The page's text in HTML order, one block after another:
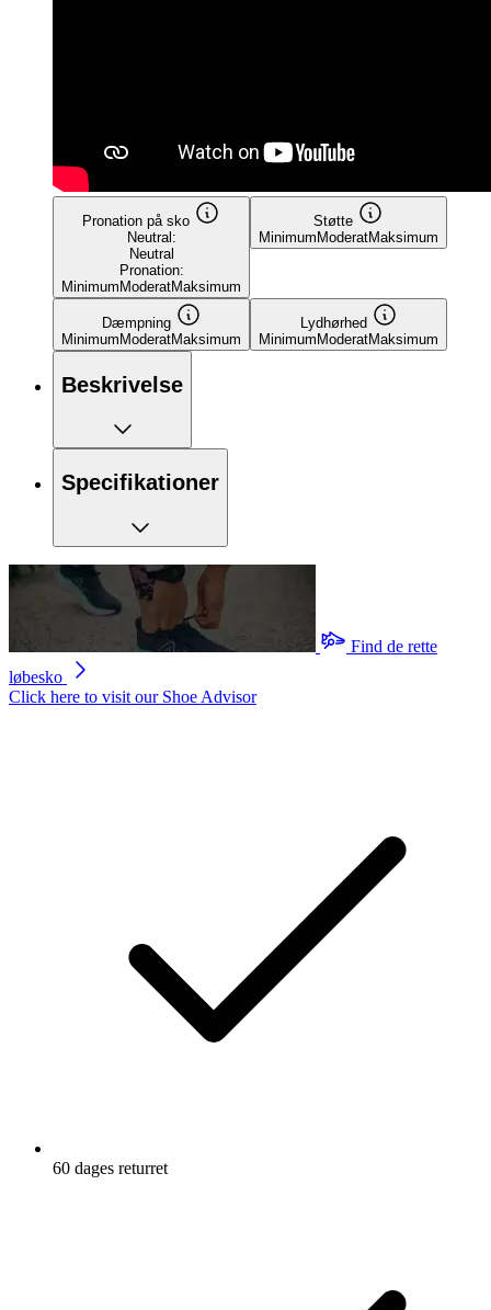
Pronation på sko
Neutral:
Neutral
Pronation:
Minimum ModeratMaksimum
Støtte
Minimum ModeratMaksimum
Dæmpning
Minimum ModeratMaksimum
Lydhørhed
Minimum ModeratMaksimum
Beskrivelse
Specifikationer
Find de rette
løbesko
Click here to visit our Shoe Advisor
60 dages returret